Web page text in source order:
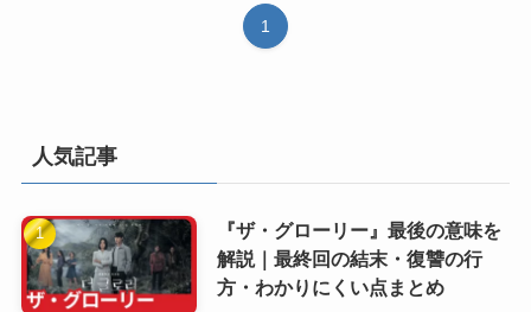
1
人気記事
『ザ・グローリー』最後の意味を
解説｜最終回の結末・復讐の行
方・わかりにくい点まとめ